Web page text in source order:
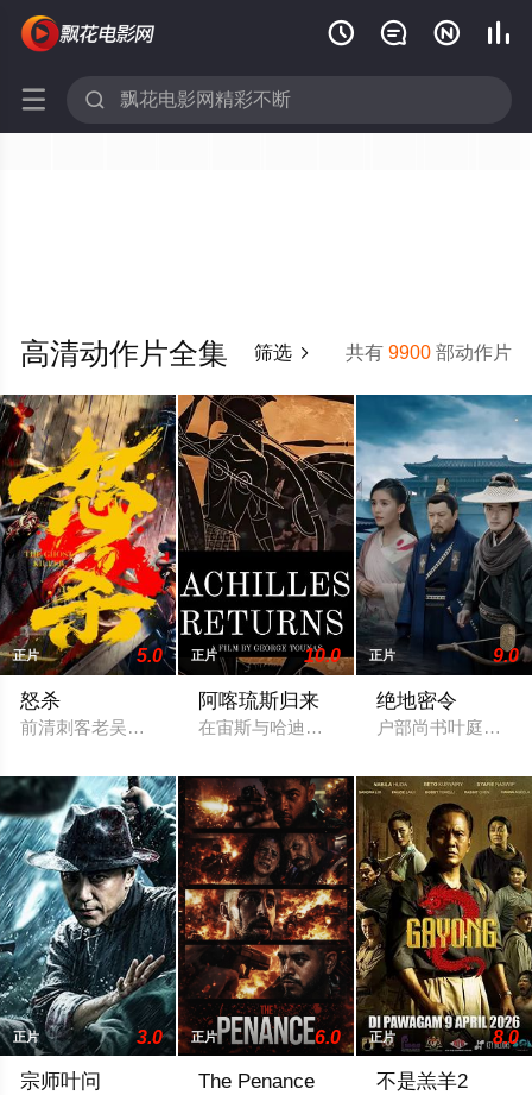
   
 
共有9900 部动作片
高清动作片全集 筛选 
正片 5.0
怒杀
前清刺客老吴隐姓埋名于药铺，却为守护单亲母女小茜和依依，
正片 10.0
阿喀琉斯归来
在宙斯与哈迪斯的协议下，年迈的阿喀琉
正片 9.0
绝地密令
户部尚书叶庭遭人
正片 3.0
宗师叶问
正片 6.0
The Penance
正片 8.0
不是羔羊2